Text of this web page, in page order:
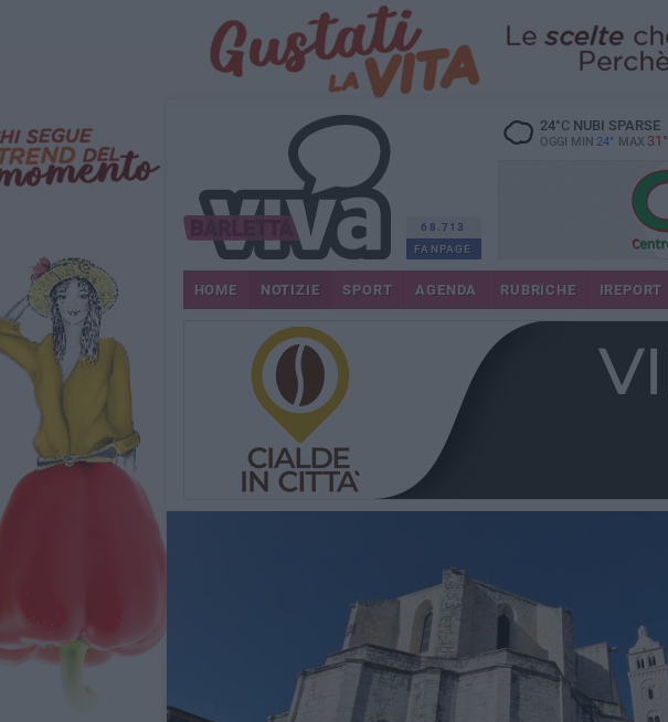
68.713
FANPAGE
24°CNUBI SPARSE
OGGI MIN 24° MAX 31°
HOME NOTIZIE SPORT AGENDA RUBRICHE IREPORT